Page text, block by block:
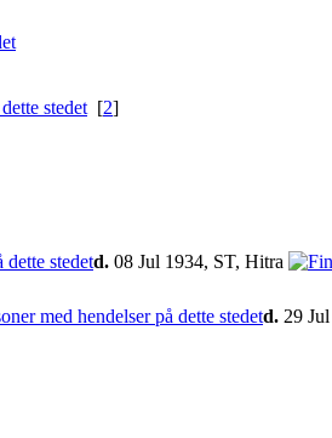
[2]
d. 08 Jul 1934, ST, Hitra
d. 29